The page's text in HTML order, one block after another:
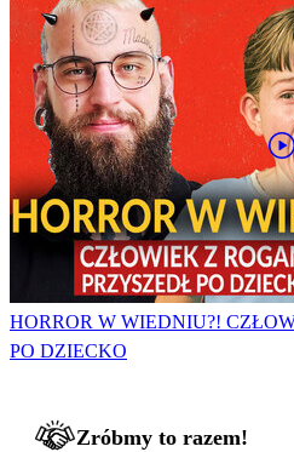
HORROR W WIEDNIU?!
PO DZIECKO
Zróbmy to razem!